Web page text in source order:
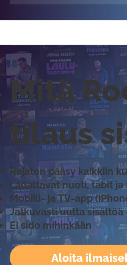
Aloita
Mitä
tilaus
Rajaton pääsy kaikkiin
Ladattavat nuoti, tabit
Mobiili- ja TV-app
Jatkuvasti uutta sisältöä
Ei sido mihinkään